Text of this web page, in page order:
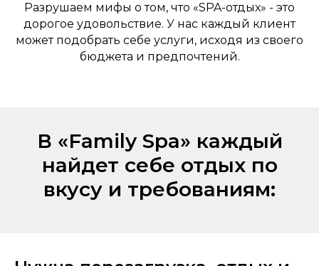
Разрушаем мифы о том, что «SPA-отдых» - это
дорогое удовольствие. У нас каждый клиент
может подобрать себе услуги, исходя из своего
бюджета и предпочтений.
В «Family Spa» каждый
найдет себе отдых по
вкусу и требованиям: